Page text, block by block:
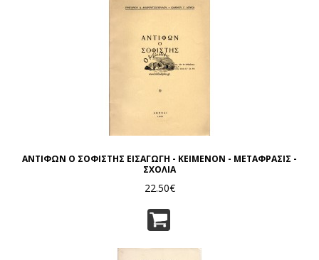
ΑΝΤΙΦΩΝ Ο ΣΟΦΙΣΤΗΣ ΕΙΣΑΓΩΓΗ - ΚΕΙΜΕΝΟΝ - ΜΕΤΑΦΡΑΣΙΣ -
ΣΧΟΛΙΑ
22.50€